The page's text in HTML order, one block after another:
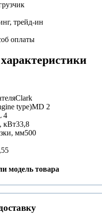
трейд-ин
оплаты
Clark
type)MD 2
4
кВт33,8
мм500
модель товара